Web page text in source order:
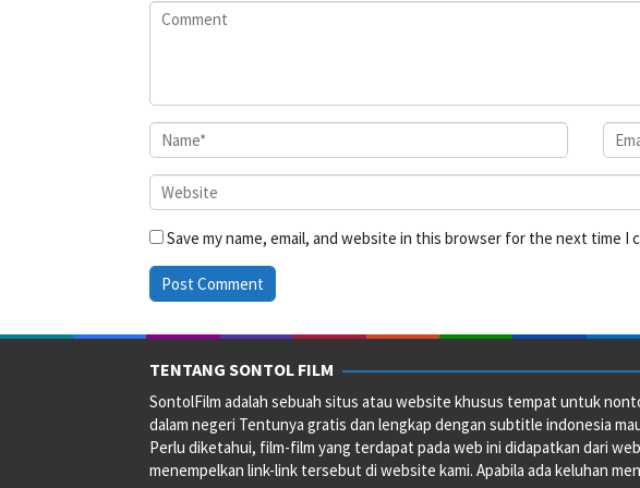
Save my name, email, and website in this browser for the next time I
TENTANG SONTOL FILM
SontolFilm adalah sebuah situs atau website khusus tempat untuk
dalam negeri Tentunya gratis dan lengkap dengan subtitle indonesia
Perlu diketahui, film-film yang terdapat pada web ini didapatkan dari
menempelkan link-link tersebut di website kami. Apabila ada keluhan